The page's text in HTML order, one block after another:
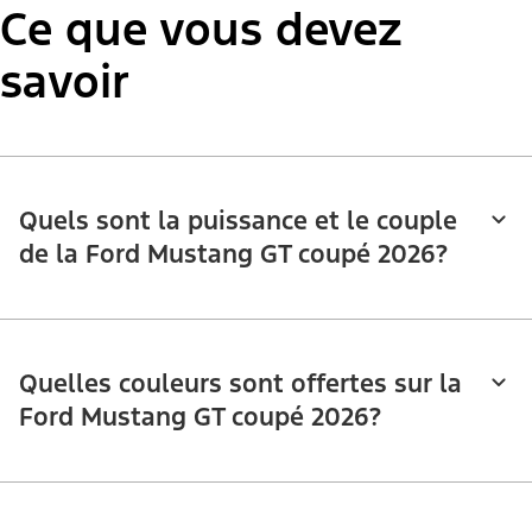
Ce que vous devez
savoir
Quels sont la puissance et le couple
de la Ford Mustang GT coupé 2026?
Quelles couleurs sont offertes sur la
Ford Mustang GT coupé 2026?